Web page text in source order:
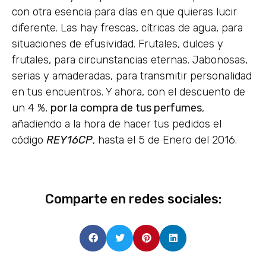
con otra esencia para días en que quieras lucir
diferente. Las hay frescas, cítricas de agua, para
situaciones de efusividad. Frutales, dulces y
frutales, para circunstancias eternas. Jabonosas,
serias y amaderadas, para transmitir personalidad
en tus encuentros. Y ahora, con el descuento de
un 4 %, por la compra de tus perfumes,
añadiendo a la hora de hacer tus pedidos el
código REY16CP, hasta el 5 de Enero del 2016.
Comparte en redes sociales: